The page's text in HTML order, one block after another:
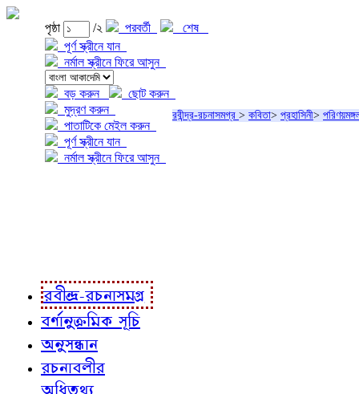
পৃষ্ঠা /২ পরবর্তী
শেষ
পূর্ণ স্ক্রীনে যান
নর্মাল স্ক্রীনে ফিরে আসুন
বড় করুন
ছোট করুন
মুদ্রণ করুন
পাতাটিকে মেইল করুন
পূর্ণ স্ক্রীনে যান
নর্মাল স্ক্রীনে ফিরে আসুন
রবীন্দ্র-রচনাসমগ্র > কবিতা> প্রহাসিনী>
রবীন্দ্র-রচনাসমগ্র
বর্ণানুক্রমিক সূচি
অনুসন্ধান
রচনাবলীর
অধিতথ্য